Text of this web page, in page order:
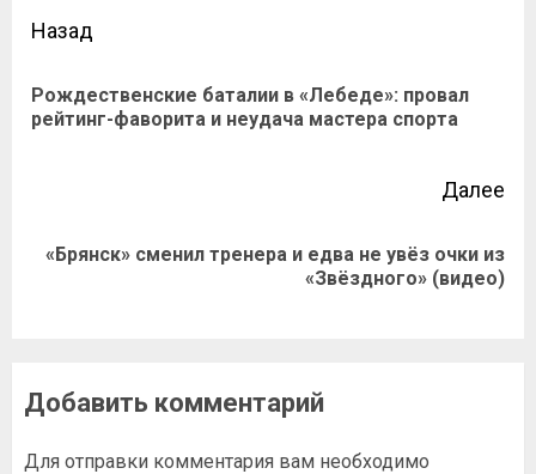
Назад
Рождественские баталии в «Лебеде»: провал
рейтинг-фаворита и неудача мастера спорта
Далее
«Брянск» сменил тренера и едва не увёз очки из
«Звёздного» (видео)
Добавить комментарий
Для отправки комментария вам необходимо